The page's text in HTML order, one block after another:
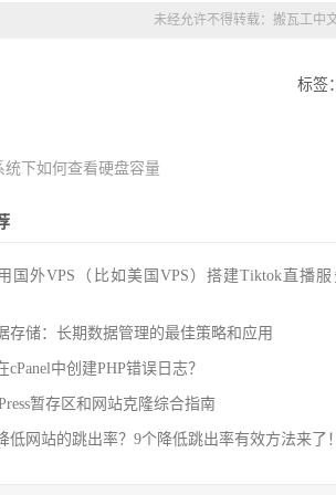
未经允许不得转载： 搬瓦工中
标签
统下如何查看硬盘容量
国外VPS（比如美国VPS）搭建Tiktok直播
存储：长期数据管理的最佳策略和应用
cPanel中创建PHP错误日志？
暂存区和网站克隆综合指南
低网站的跳出率？9个降低跳出率有效方法来了